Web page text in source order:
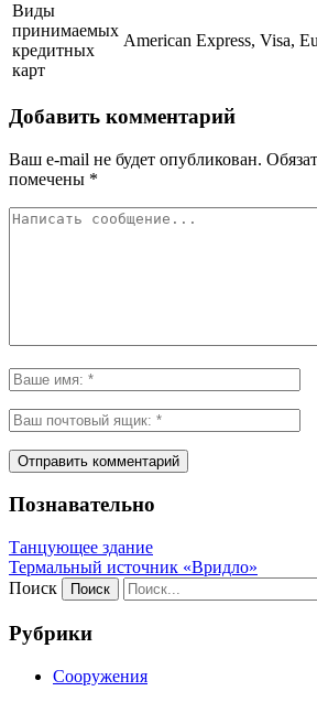
Виды
принимаемых
кредитных
карт
American Express, Visa,
Добавить комментарий
Ваш e-mail не будет опубликован.
помечены *
Познавательно
Танцующее здание
Термальный источник «Вридло»
Поиск
Рубрики
Сооружения